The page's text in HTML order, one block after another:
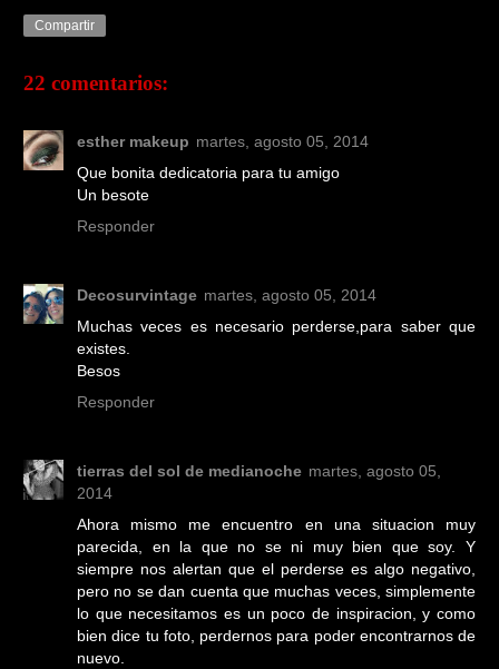
Compartir
22 comentarios:
esther makeup martes, agosto 05, 2014
Que bonita dedicatoria para tu amigo
Un besote
Responder
Decosurvintage martes, agosto 05, 2014
Muchas veces es necesario perderse,para saber que
existes.
Besos
Responder
tierras del sol de medianoche martes, agosto 05,
2014
Ahora mismo me encuentro en una situacion muy
parecida, en la que no se ni muy bien que soy. Y
siempre nos alertan que el perderse es algo negativo,
pero no se dan cuenta que muchas veces, simplemente
lo que necesitamos es un poco de inspiracion, y como
bien dice tu foto, perdernos para poder encontrarnos de
nuevo.